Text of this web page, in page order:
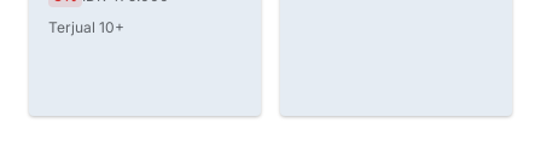
Terjual 10+